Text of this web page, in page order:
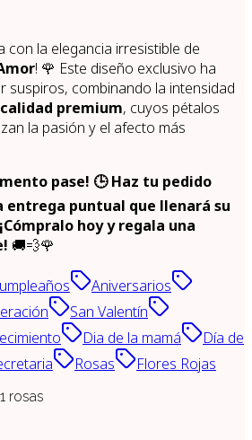
con la elegancia irresistible de
! 🌹 Este diseño exclusivo ha
suspiros, combinando la intensidad
premium, cuyos pétalos
la pasión y el afecto más
pase! 🕒 Haz tu pedido
entrega puntual que llenará su
hoy y regala una
🚚💨🌹
Aniversarios
San Valentín
Dia de la mamá
Día de
Rosas Flores Rojas
rosas